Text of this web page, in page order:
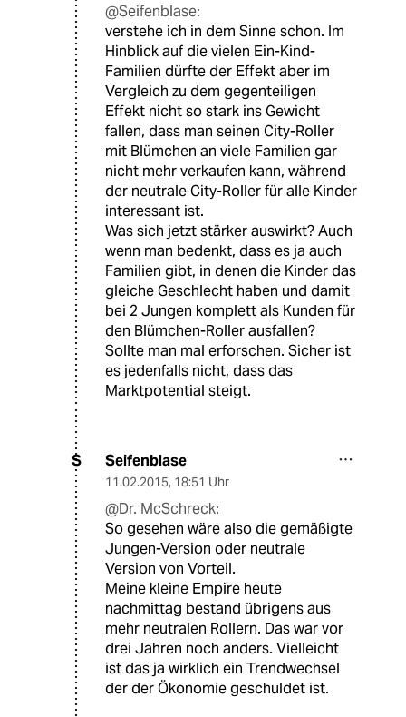
@Seifenblase:
verstehe ich in dem Sinne schon. Im
Hinblick auf die vielen Ein-Kind-
Familien dürfte der Effekt aber im
Vergleich zu dem gegenteiligen
Effekt nicht so stark ins Gewicht
fallen, dass man seinen City-Roller
mit Blümchen an viele Familien gar
nicht mehr verkaufen kann, während
der neutrale City-Roller für alle Kinder
interessant ist.
Was sich jetzt stärker auswirkt? Auch
wenn man bedenkt, dass es ja auch
Familien gibt, in denen die Kinder das
gleiche Geschlecht haben und damit
bei 2 Jungen komplett als Kunden für
den Blümchen-Roller ausfallen?
Sollte man mal erforschen. Sicher ist
es jedenfalls nicht, dass das
Marktpotential steigt.
S Seifenblase
11.02.2015, 18:51 Uhr
@Dr. McSchreck:
So gesehen wäre also die gemäßigte
Jungen-Version oder neutrale
Version von Vorteil.
Meine kleine Empire heute
nachmittag bestand übrigens aus
mehr neutralen Rollern. Das war vor
drei Jahren noch anders. Vielleicht
ist das ja wirklich ein Trendwechsel
der der Ökonomie geschuldet ist.